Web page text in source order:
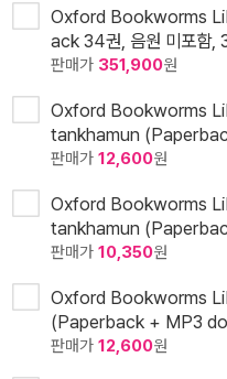
Oxford Bookworms
ack 34권, 음원 미포함,
판매가 351,900원
Oxford Bookworms
tankhamun
판매가 12,600원
Oxford Bookworms
tankhamun
판매가 10,350원
Oxford Bookworms
(Paperback + MP3
판매가 12,600원